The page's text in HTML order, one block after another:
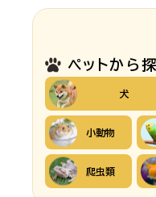
ペットから
犬
小動物
爬虫類